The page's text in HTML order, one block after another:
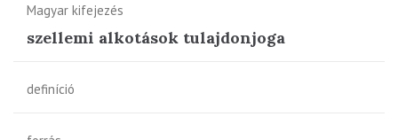
Magyar kifejezés
szellemi alkotások tulajdonjoga
definíció